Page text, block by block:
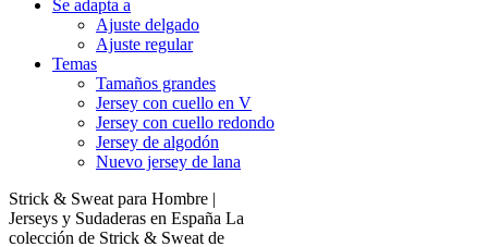
Se adapta a
Ajuste delgado
Ajuste regular
Temas
Tamaños grandes
Jersey con cuello en V
Jersey con cuello redondo
Jersey de algodón
Nuevo jersey de lana
Strick & Sweat para Hombre |
Jerseys y Sudaderas en España La
colección de Strick & Sweat de